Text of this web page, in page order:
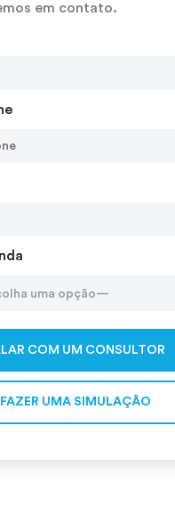
em contato.
FAZER UMA SIMULAÇÃO